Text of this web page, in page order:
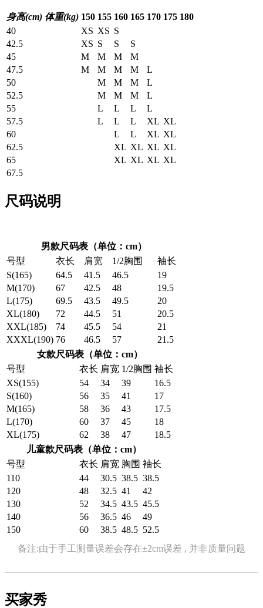
身高(cm) 体重(kg) 150 155 160 165 170 175 180
40
XS XS S
42.5
XS S S
S
45
M M M
M
47.5
M M M M
L
50
M M M
L
52.5
M M M
L
55
L L L
L
57.5
L L L XL XL
60
L L XL XL
62.5
XL XL XL XL
65
XL XL XL XL
67.5
尺码说明
男款尺码表（单位：cm）
号型
衣长 肩宽 1/2胸围
袖长
S(165)
64.5 41.5 46.5
19
M(170)
67 42.5 48
19.5
L(175)
69.5 43.5 49.5
20
XL(180)
72 44.5 51
20.5
XXL(185)
74 45.5 54
21
XXXL(190) 76 46.5 57
21.5
女款尺码表（单位：cm）
号型
衣长 肩宽 1/2胸围 袖长
XS(155)
54 34 39
16.5
S(160)
56 35 41
17
M(165)
58 36 43
17.5
L(170)
60 37 45
18
XL(175)
62 38 47
18.5
儿童款尺码表（单位：cm）
号型
衣长 肩宽 胸围 袖长
110
44 30.5 38.5 38.5
120
48 32.5 41
42
130
52 34.5 43.5 45.5
140
56 36.5 46
49
150
60 38.5 48.5 52.5
备注:由于手工测量误差会存在±2cm误差 , 并非质量问题
买家秀